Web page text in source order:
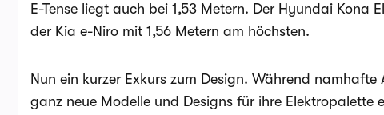
E-Tense liegt auch bei 1,53 Metern. Der Hyundai Kona
der Kia e-Niro mit 1,56 Metern am höchsten.
Nun ein kurzer Exkurs zum Design. Während
ganz neue Modelle und Designs für ihre Elektropalette